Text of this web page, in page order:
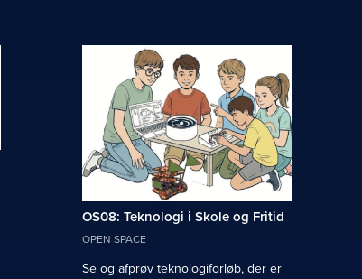
OS08: Teknologi i Skole og Fritid
OPEN SPACE
Se og afprøv teknologiforløb, der er